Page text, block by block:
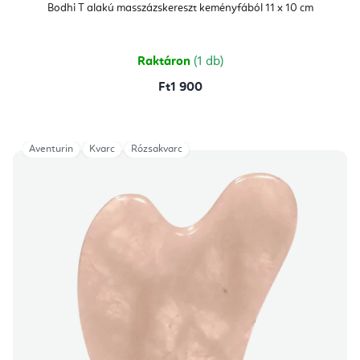
Bodhi T alakú masszázskereszt keményfából 11 x 10 cm
átlagos
értékelése
csillag.
Raktáron (1 db)
Ft1 900
Aventurin Kvarc Rózsakvarc